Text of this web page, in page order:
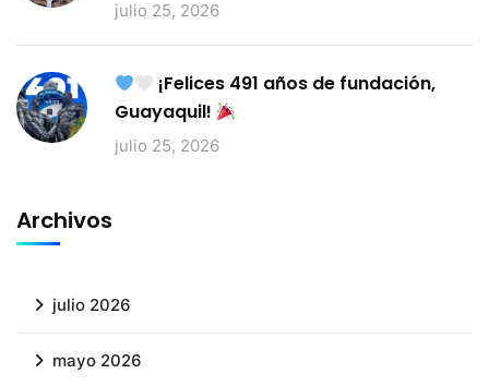
julio 25, 2026
¡Felices 491 años de fundación,
Guayaquil!
julio 25, 2026
Archivos
julio 2026
mayo 2026